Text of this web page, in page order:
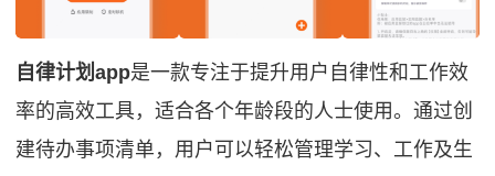
自律计划app是一款专注于提升用户自律性和工作效
率的高效工具，适合各个年龄段的人士使用。通过创
建待办事项清单，用户可以轻松管理学习、工作及生